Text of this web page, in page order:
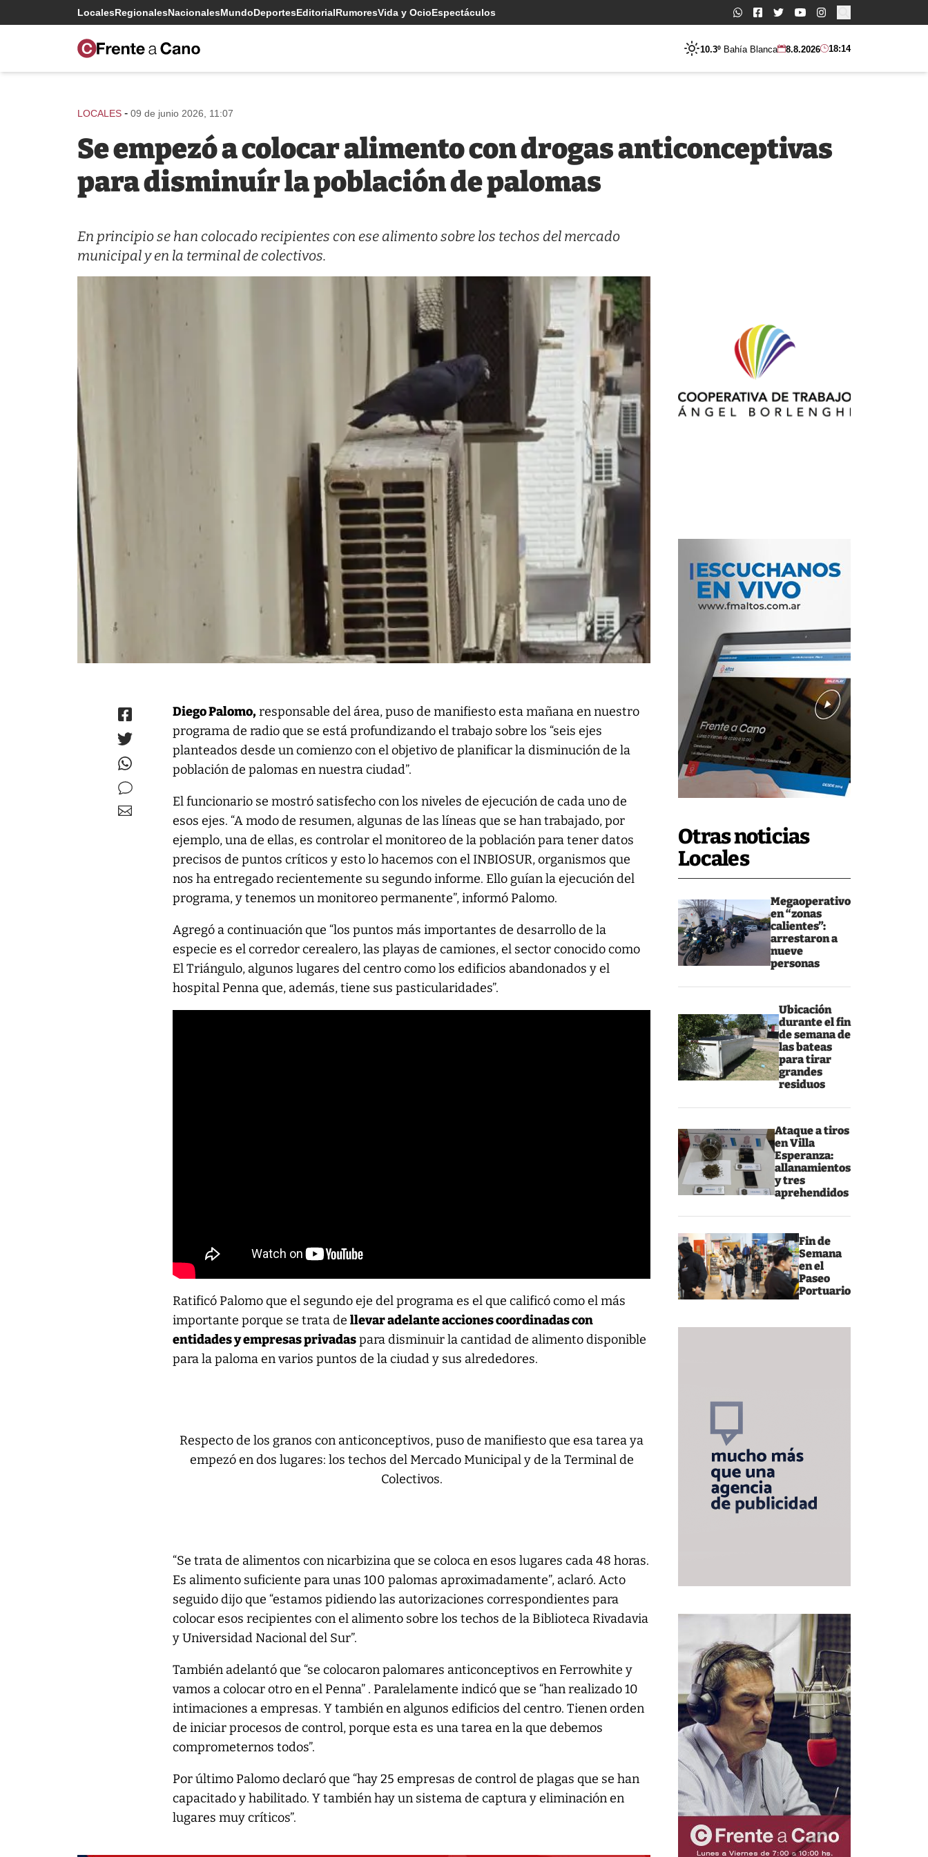
LocalesRegionalesNacionalesMundoDeportesEditorialRumoresVida y OcioEspectáculos Buscar:
10.3º Bahía Blanca 8.8.2026 18:14
Otras noticias
Locales
Megaoperativo
en “zonas
calientes”:
arrestaron a
nueve
personas
Ubicación
durante el fin
de semana de
las bateas
para tirar
grandes
residuos
Ataque a tiros
en Villa
Esperanza:
allanamientos
y tres
aprehendidos
Fin de
Semana
en el
Paseo
Portuario
LOCALES - 09 de junio 2026, 11:07
Se empezó a colocar alimento con drogas anticonceptivas
para disminuír la población de palomas
En principio se han colocado recipientes con ese alimento sobre los techos del mercado
municipal y en la terminal de colectivos.
Diego Palomo,responsable del área, puso de manifiesto esta mañana en nuestro
programa de radio que se está profundizando el trabajo sobre los “seis ejes
planteados desde un comienzo con el objetivo de planificar la disminución de la
población de palomas en nuestra ciudad”.
El funcionario se mostró satisfecho con los niveles de ejecución de cada uno de
esos ejes. “A modo de resumen, algunas de las líneas que se han trabajado, por
ejemplo, una de ellas, es controlar el monitoreo de la población para tener datos
precisos de puntos críticos y esto lo hacemos con el INBIOSUR, organismos que
nos ha entregado recientemente su segundo informe. Ello guían la ejecución del
programa, y tenemos un monitoreo permanente”, informó Palomo.
Agregó a continuación que “los puntos más importantes de desarrollo de la
especie es el corredor cerealero, las playas de camiones, el sector conocido como
El Triángulo, algunos lugares del centro como los edificios abandonados y el
hospital Penna que, además, tiene sus pasticularidades”.
Ratificó Palomo que el segundo eje del programa es el que calificó como el más
importante porque se trata dellevar adelante acciones coordinadas con
entidades y empresas privadaspara disminuir la cantidad de alimento disponible
para la paloma en varios puntos de la ciudad y sus alrededores.
Respecto de los granos con anticonceptivos, puso de manifiesto que esa tarea ya
empezó en dos lugares: los techos del Mercado Municipal y de la Terminal de
Colectivos.
“Se trata de alimentos con nicarbizina que se coloca en esos lugares cada 48 horas.
Es alimento suficiente para unas 100 palomas aproximadamente”, aclaró. Acto
seguido dijo que “estamos pidiendo las autorizaciones correspondientes para
colocar esos recipientes con el alimento sobre los techos de la Biblioteca Rivadavia
y Universidad Nacional del Sur”.
También adelantó que “se colocaron palomares anticonceptivos en Ferrowhite y
vamos a colocar otro en el Penna” . Paralelamente indicó que se “han realizado 10
intimaciones a empresas. Y también en algunos edificios del centro. Tienen orden
de iniciar procesos de control, porque esta es una tarea en la que debemos
comprometernos todos”.
Por último Palomo declaró que “hay 25 empresas de control de plagas que se han
capacitado y habilitado. Y también hay un sistema de captura y eliminación en
lugares muy críticos”.